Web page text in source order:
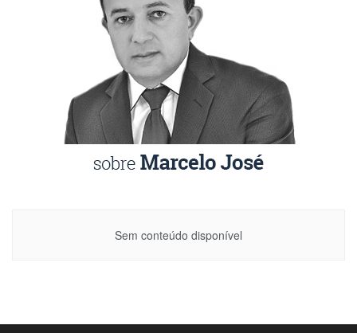
Sem conteúdo disponível